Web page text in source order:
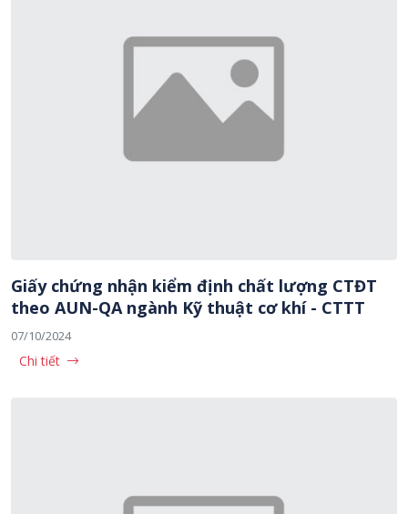
Giấy chứng nhận kiểm định chất lượng CTĐT
theo AUN-QA ngành Kỹ thuật cơ khí - CTTT
07/10/2024
Chi tiết